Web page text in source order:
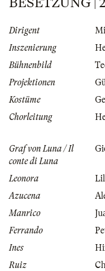
Dirigent
Inszenierung
Bühnenbild
Projektionen
Kostüme
Chorleitung
Graf von Luna / Il
conte di Luna
Leonora
Azucena
Manrico
Ferrando
Ines
Ruiz